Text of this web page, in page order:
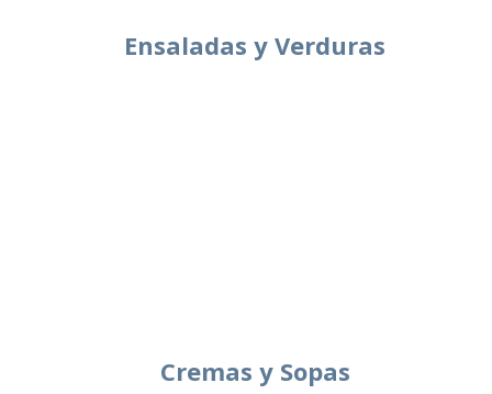
Ensaladas y Verduras
Cremas y Sopas